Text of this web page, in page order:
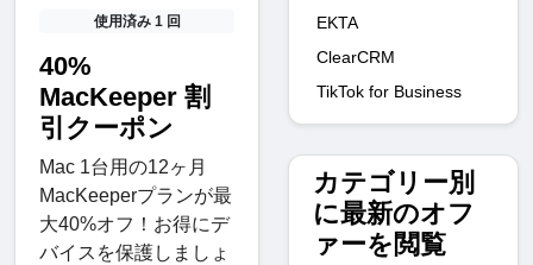
使用済み 1 回
40%
MacKeeper 割
引クーポン
Mac 1台用の12ヶ月
MacKeeperプランが最
大40%オフ！お得にデ
バイスを保護しましょ
EKTA
ClearCRM
TikTok for Business
カテゴリー別
に最新のオフ
ァーを閲覧